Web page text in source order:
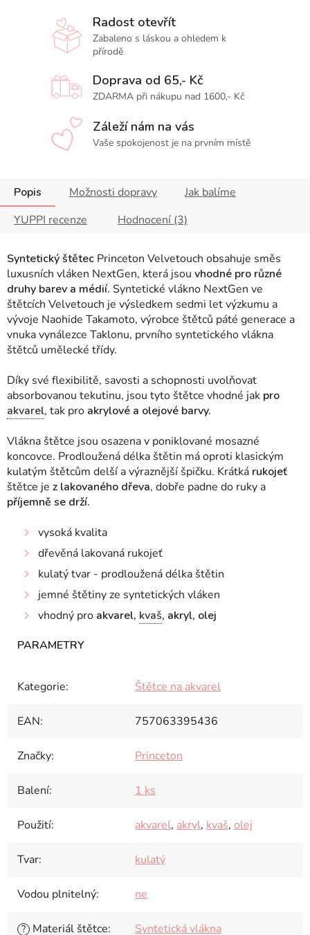
Radost otevřít
Zabaleno s láskou a ohledem k
přírodě
Doprava od 65,- Kč
ZDARMA při nákupu nad 1600,- Kč
Záleží nám na vás
Vaše spokojenost je na prvním místě
Popis Možnosti dopravy
Jak balíme
YUPPI recenze
Hodnocení (3)
Syntetický štětec Princeton Velvetouch obsahuje směs
luxusních vláken NextGen, která jsou vhodné pro různé
druhy barev a médií. Syntetické vlákno NextGen ve
štětcích Velvetouch je výsledkem sedmi let výzkumu a
vývoje Naohide Takamoto, výrobce štětců páté generace a
vnuka vynálezce Taklonu, prvního syntetického vlákna
štětců umělecké třídy.
Díky své flexibilitě, savosti a schopnosti uvolňovat
absorbovanou tekutinu, jsou tyto štětce vhodné jak pro
akvarel, tak pro akrylové a olejové barvy.
Vlákna štětce jsou osazena v poniklované mosazné
koncovce. Prodloužená délka štětin má oproti klasickým
kulatým štětcům delší a výraznější špičku. Krátká rukojeť
štětce je z lakovaného dřeva, dobře padne do ruky a
příjemně se drží.
vysoká kvalita
dřevěná lakovaná rukojeť
kulatý tvar - prodloužená délka štětin
jemné štětiny ze syntetických vláken
vhodný pro akvarel, kvaš, akryl, olej
Kategorie: Štětce na akvarel
EAN: 757063395436
Značky: Princeton
Balení: 1 ks
Použití: akvarel, akryl, kvaš, olej
Tvar: kulatý
Vodou plnitelný: ne
? Materiál štětce: Syntetická vlákna